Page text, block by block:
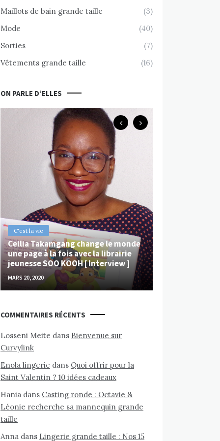
Maillots de bain grande taille
(3)
Mode
(40)
Sorties
(7)
Vêtements grande taille
(16)
ON PARLE D’ELLES
C'est la vie
Cellia Takamgang change le monde
une page à la fois avec la librairie
jeunesse SOO KOOH [ Interview ]
MARS 20, 2020
COMMENTAIRES RÉCENTS
Losseni Meite dans Bienvenue sur
Curvylink
Enola lingerie dans Quoi offrir pour la
Saint Valentin ? 10 idées cadeaux
Hania dans Casting ronde : Octavie &
Léonie recherche sa mannequin grande
taille
Anna dans Lingerie grande taille : Nos 15